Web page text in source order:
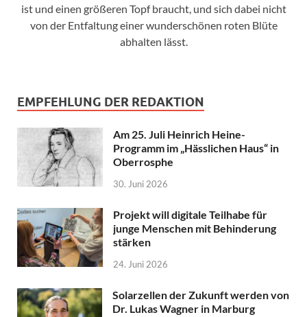
ist und einen größeren Topf braucht, und sich dabei nicht
von der Entfaltung einer wunderschönen roten Blüte
abhalten lässt.
EMPFEHLUNG DER REDAKTION
Am 25. Juli Heinrich Heine-
Programm im „Hässlichen Haus“ in
Oberrosphe
30. Juni 2026
Projekt will digitale Teilhabe für
junge Menschen mit Behinderung
stärken
24. Juni 2026
Solarzellen der Zukunft werden von
Dr. Lukas Wagner in Marburg